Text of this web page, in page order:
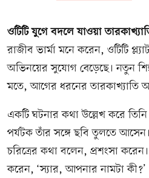
ওটিটি যুগে বদলে যাওয়া
রাজীব ভার্মা মনে করেন, ওটিটি
অভিনয়ের সুযোগ বেড়েছে। নতুন
মতে, আগের ধরনের তারকাখ্যাতি
একটি ঘটনার কথা উল্লেখ করে
পর্যটক তাঁর সঙ্গে ছবি তুলতে
চরিত্রের কথা বলেন, প্রশংসা
করেন, ‘স্যার, আপনার নামটা